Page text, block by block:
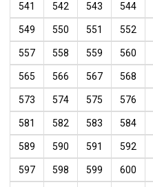
541 542 543 544
549 550 551 552
557 558 559 560
565 566 567 568
573 574 575 576
581 582 583 584
589 590 591 592
597 598 599 600